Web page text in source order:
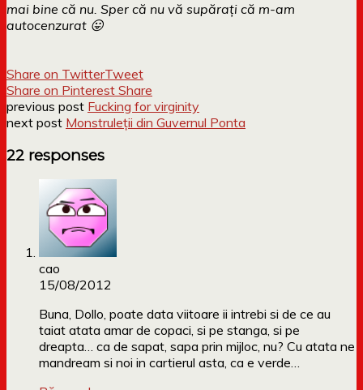
mai bine că nu. Sper că nu vă supărați că m-am
autocenzurat 😛
Share on TwitterTweet
Share on Pinterest Share
previous post Fucking for virginity
next post Monstruleții din Guvernul Ponta
22 responses
cao
15/08/2012
Buna, Dollo, poate data viitoare ii intrebi si de ce au
taiat atata amar de copaci, si pe stanga, si pe
dreapta… ca de sapat, sapa prin mijloc, nu? Cu atata ne
mandream si noi in cartierul asta, ca e verde…